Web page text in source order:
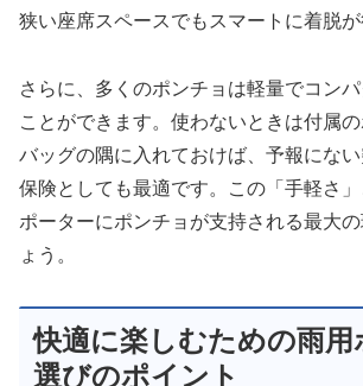
狭い座席スペースでもスマートに着脱が
さらに、多くのポンチョは軽量でコン
ことができます。使わないときは付属
バッグの隅に入れておけば、予報にな
保険としても最適です。この「手軽さ
ポーターにポンチョが支持される最大
ょう。
快適に楽しむための雨用
選びのポイント